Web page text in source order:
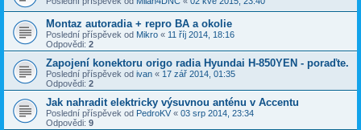
Montaz autoradia + repro BA a okolie
Poslední příspěvek od Mikro « 11 říj 2014, 18:16
Odpovědi: 2
Zapojení konektoru origo radia Hyundai H-850YEN - poraďte.
Poslední příspěvek od ivan « 17 zář 2014, 01:35
Odpovědi: 2
Jak nahradit elektricky výsuvnou anténu v Accentu
Poslední příspěvek od PedroKV « 03 srp 2014, 23:34
Odpovědi: 9